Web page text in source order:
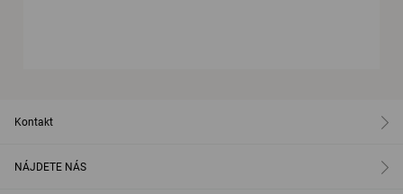
Kontakt
NÁJDETE NÁS